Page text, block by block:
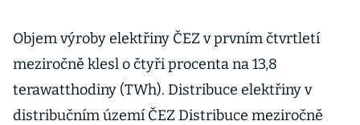
Objem výroby elektřiny ČEZ v prvním čtvrtletí
meziročně klesl o čtyři procenta na 13,8
terawatthodiny (TWh). Distribuce elektřiny v
distribučním území ČEZ Distribuce meziročně